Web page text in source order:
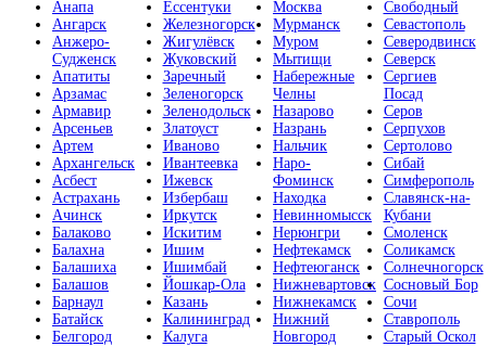
Анапа
Ангарск
Анжеро-
Судженск
Апатиты
Арзамас
Армавир
Арсеньев
Артем
Архангельск
Асбест
Астрахань
Ачинск
Балаково
Балахна
Балашиха
Балашов
Барнаул
Батайск
Белгород
Ессентуки
Железногорск
Жигулёвск
Жуковский
Заречный
Зеленогорск
Зеленодольск
Златоуст
Иваново
Ивантеевка
Ижевск
Избербаш
Иркутск
Искитим
Ишим
Ишимбай
Йошкар-Ола
Казань
Калининград
Калуга
Москва
Мурманск
Муром
Мытищи
Набережные
Челны
Назарово
Назрань
Нальчик
Наро-
Фоминск
Находка
Невинномысск
Нерюнгри
Нефтекамск
Нефтеюганск
Нижневартовск
Нижнекамск
Нижний
Новгород
Свободный
Севастополь
Северодвинск
Северск
Сергиев
Посад
Серов
Серпухов
Сертолово
Сибай
Симферополь
Славянск-на-
Кубани
Смоленск
Соликамск
Солнечногорск
Сосновый Бор
Сочи
Ставрополь
Старый Оскол